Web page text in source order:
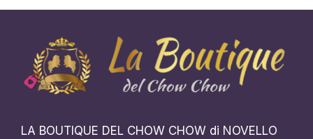
LA BOUTIQUE DEL CHOW CHOW di NOVELLO